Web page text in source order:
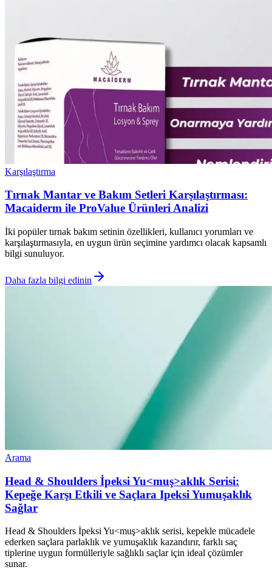
Karşılaştırma
Tırnak Mantar ve Bakım Setleri Karşılaştırması:
Macaiderm ile ProValue Ürünleri Analizi
İki popüler tırnak bakım setinin özellikleri, kullanıcı yorumları ve
karşılaştırmasıyla, en uygun ürün seçimine yardımcı olacak kapsamlı
bilgi sunuluyor.
Daha fazla bilgi edinin
Arama
Head & Shoulders İpeksi Yu<muş>aklık Serisi:
Kepeğe Karşı Etkili ve Saçlara Ipeksi Yumuşaklık
Sağlar
Head & Shoulders İpeksi Yu<muş>aklık serisi, kepekle mücadele
ederken saçlara parlaklık ve yumuşaklık kazandırır, farklı saç
tiplerine uygun formülleriyle sağlıklı saçlar için ideal çözümler
sunar.